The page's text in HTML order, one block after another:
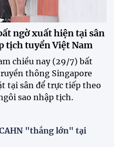
chính thức có nhà tài trợ
lai sau tin đồn sang
mộ sao trẻ của ĐT Việt